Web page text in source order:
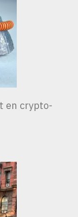
en crypto-